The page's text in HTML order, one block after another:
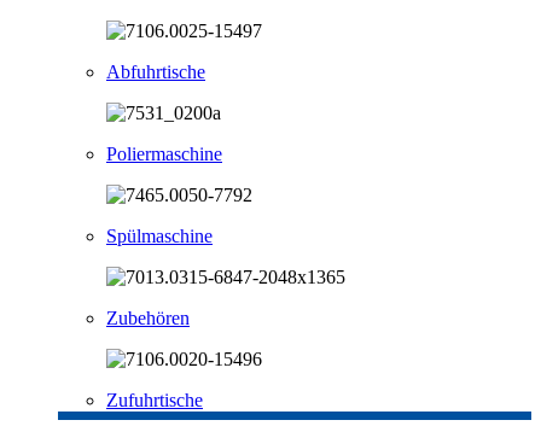
Abfuhrtische
Poliermaschine
Spülmaschine
Zubehören
Zufuhrtische